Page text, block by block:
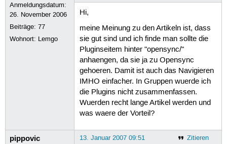
Anmeldungsdatum:
26. November 2006
Beiträge:77
Wohnort: Lemgo
Hi,
meine Meinung zu den Artikeln ist, dass
sie gut sind und ich finde man sollte die
Pluginseitem hinter "opensync/"
anhaengen, da sie ja zu Opensync
gehoeren. Damit ist auch das Navigieren
IMHO einfacher. In Gruppen wuerde ich
die Plugins nicht zusammenfassen.
Wuerden recht lange Artikel werden und
was waere der Vorteil?
pippovic Zitieren
13. Januar 2007 09:51